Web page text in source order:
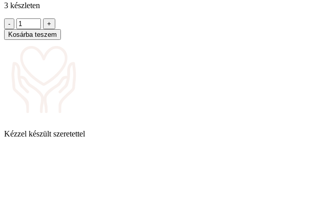
3 készleten
-
"Bevonulás"
–
Rétegelt
+
Kosárba teszem
Kézzel készült szeretettel